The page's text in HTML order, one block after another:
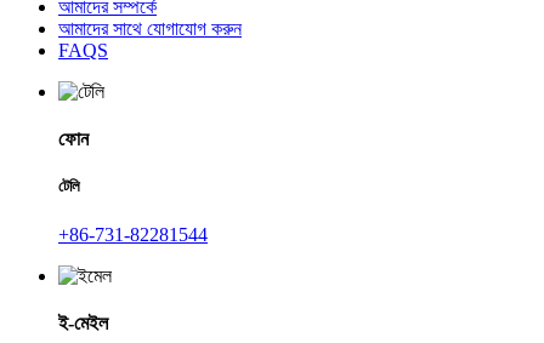
আমাদের সম্পর্কে
আমাদের সাথে যোগাযোগ করুন
FAQS
ফোন
টেলি
+86-731-82281544
ই-মেইল